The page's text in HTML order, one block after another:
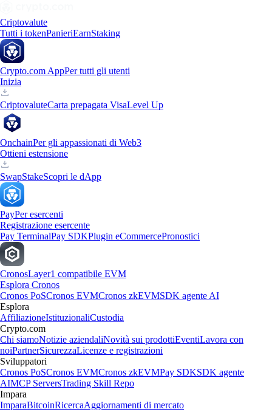
Criptovalute
Tutti i tokenPanieriEarnStaking
Crypto.com AppPer tutti gli utenti
Inizia
CriptovaluteCarta prepagata VisaLevel Up
OnchainPer gli appassionati di Web3
Ottieni estensione
SwapStakeScopri le dApp
PayPer esercenti
Registrazione esercente
Pay TerminalPay SDKPlugin eCommercePronostici
CronosLayer1 compatibile EVM
Esplora Cronos
Cronos PoSCronos EVMCronos zkEVMSDK agente AI
Esplora
AffiliazioneIstituzionaliCustodia
Crypto.com
Chi siamoNotizie aziendaliNovità sui prodottiEventiLavora con
noiPartnerSicurezzaLicenze e registrazioni
Sviluppatori
Cronos PoSCronos EVMCronos zkEVMPay SDKSDK agente
AIMCP ServersTrading Skill Repo
Impara
ImparaBitcoinRicercaAggiornamenti di mercato